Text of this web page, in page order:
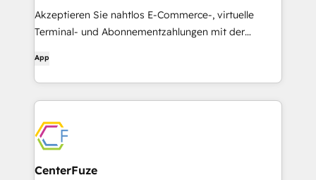
Akzeptieren Sie nahtlos E-Commerce-, virtuelle
Terminal- und Abonnementzahlungen mit der
in HubSpot integriert ist.
App
CenterFuze